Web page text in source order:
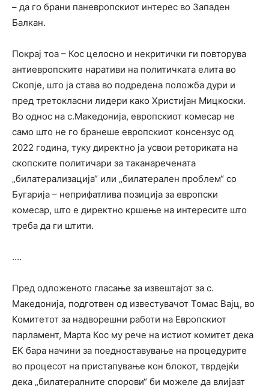
– да го брани паневропскиот интерес во Западен
Балкан.
Покрај тоа – Кос целосно и некритички ги повторува
антиевропските наративи на политичката елита во
Скопјe, што ја става во подредена положба дури и
пред третокласни лидери како Христијан Мицкоски.
Во однос на с.Македонија, европскиот комесар не
само што не го бранеше европскиот консензус од
2022 година, туку директно ја усвои реториката на
скопските политичари за таканаречената
„билатерализација“ или „билатерален проблем“ со
Бугарија – неприфатлива позиција за европски
комесар, што е директно кршење на интересите што
треба да ги штити.
….
Пред одложеното гласање за извештајот за с.
Македонија, подготвен од известувачот Томас Вајц, во
Комитетот за надворешни работи на Европскиот
парламент, Марта Кос му рече на истиот комитет дека
ЕК бара начини за поедноставување на процедурите
во процесот на пристапување кон блокот, тврдејќи
дека „билатералните спорови“ би можеле да влијаат